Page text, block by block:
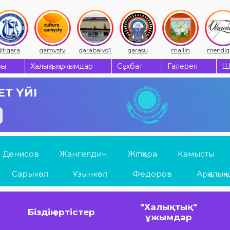
qamysty qarabalyq1 qarasu mailin mendiqara
Халықтық ұжымдар Сұхбат Галерея
ҮЙІ
Денисов Жангелдин Жітіқара Қамысты
Сарыкөл Ұзынкөл Федоров Арқалық қ.
Біздің әртістер
"Халықтық"
ұжымдар